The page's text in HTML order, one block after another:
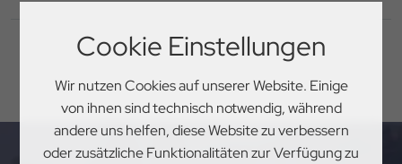
Cookie Einstellungen
Wir nutzen Cookies auf unserer Website. Einige
von ihnen sind technisch notwendig, während
andere uns helfen, diese Website zu verbessern
oder zusätzliche Funktionalitäten zur Verfügung zu